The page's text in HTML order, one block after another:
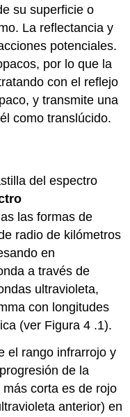
su superficie o
La reflectancia y
potenciales.
por lo que la
con el reflejo
y transmite una
como translúcido.
del espectro
las formas de
radio de kilómetros
en
a través de
ultravioleta,
con longitudes
(ver Figura 4 .1).
el rango infrarrojo y
de la
corta es de rojo
anterior) en